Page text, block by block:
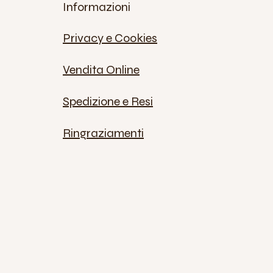
Informazioni
Privacy e Cookies
Vendita Online
Spedizione e Resi
Ringraziamenti